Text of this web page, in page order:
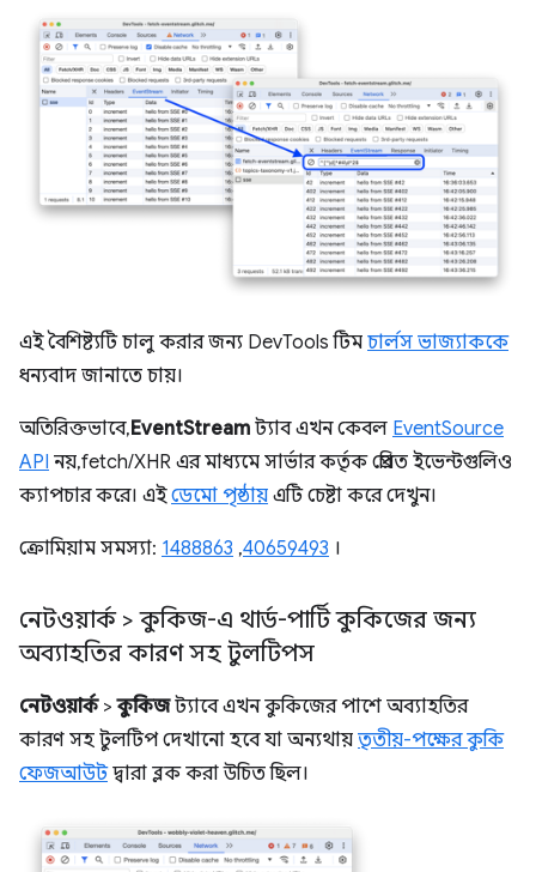
এই বৈশিষ্ট্যটি চালু করার জন্য DevTools টিম চার্লস ভাজ্যাককে
ধন্যবাদ জানাতে চায়।
অতিরিক্তভাবে,EventStream ট্যাব এখন কেবল EventSource
API নয়, fetch/XHR এর মাধ্যমে সার্ভার কর্তৃক প্রেরিত ইভেন্টগুলিও
ক্যাপচার করে। এইডেমো পৃষ্ঠায় এটি চেষ্টা করে দেখুন।
ক্রোমিয়াম সমস্যা: 1488863 ,40659493 ।
নেটওয়ার্ক > কুকিজ-এ থার্ড-পার্টি কুকিজের জন্য
অব্যাহতির কারণ সহ টুলটিপস
নেটওয়ার্ক>কুকিজট্যাবে এখন কুকিজের পাশে অব্যাহতির
কারণ সহ টুলটিপ দেখানো হবে যা অন্যথায় তৃতীয়-পক্ষের কুকি
ফেজআউটদ্বারা ব্লক করা উচিত ছিল।